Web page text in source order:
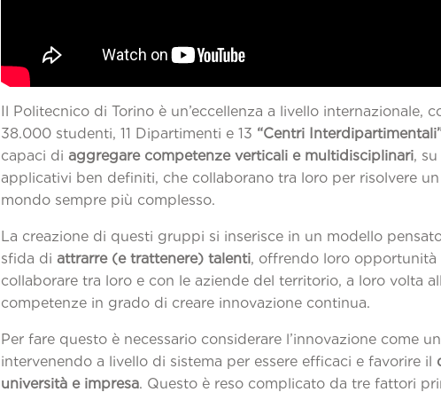
Il Politecnico di Torino è un’eccellenza a livello internazionale,
38.000 studenti, 11 Dipartimenti e 13 “Centri
capaci diaggregare competenze verticali e multidisciplinari,
applicativi ben definiti, che collaborano tra loro per risolvere
mondo sempre più complesso.
La creazione di questi gruppi si inserisce in un modello
sfida diattrarre (e trattenere) talenti, offrendo loro opportunità
collaborare tra loro e con le aziende del territorio, a loro volta
competenze in grado di creare innovazione continua.
Per fare questo è necessario considerare l’innovazione come
intervenendo a livello di sistema per essere efficaci e favorire il
università e impresa. Questo è reso complicato da tre fattori